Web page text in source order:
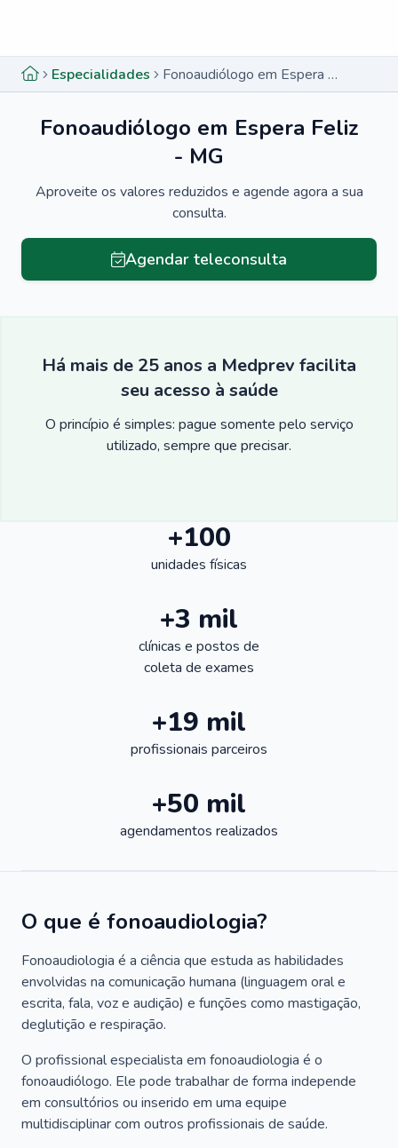
Especialidades Fonoaudiólogo em Espera Feliz - MG
Fonoaudiólogo em Espera Feliz
- MG
Aproveite os valores reduzidos e agende agora a sua
consulta.
Agendar teleconsulta
Há mais de 25 anos a Medprev facilita
seu acesso à saúde
O princípio é simples: pague somente pelo serviço
utilizado, sempre que precisar.
+100
unidades físicas
+3 mil
clínicas e postos de
coleta de exames
+19 mil
profissionais parceiros
+50 mil
agendamentos realizados
O que é fonoaudiologia?
Fonoaudiologia é a ciência que estuda as habilidades
envolvidas na comunicação humana (linguagem oral e
escrita, fala, voz e audição) e funções como mastigação,
deglutição e respiração.
O profissional especialista em fonoaudiologia é o
fonoaudiólogo. Ele pode trabalhar de forma independe
em consultórios ou inserido em uma equipe
multidisciplinar com outros profissionais de saúde.